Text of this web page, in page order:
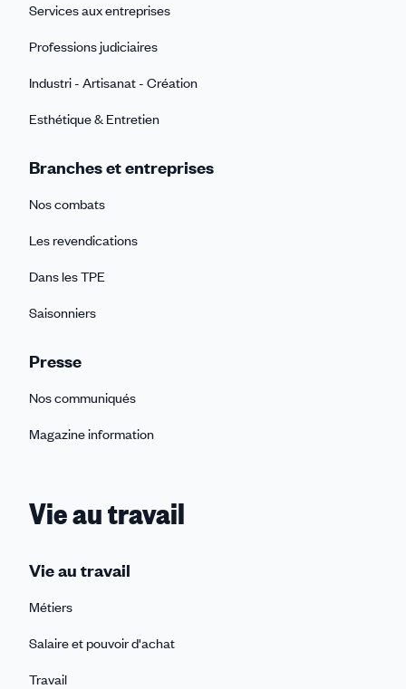
Services aux entreprises
Professions judiciaires
Industri - Artisanat - Création
Esthétique & Entretien
Branches et entreprises
Nos combats
Les revendications
Dans les TPE
Saisonniers
Presse
Nos communiqués
Magazine information
Vie au travail
Vie au travail
Métiers
Salaire et pouvoir d'achat
Travail